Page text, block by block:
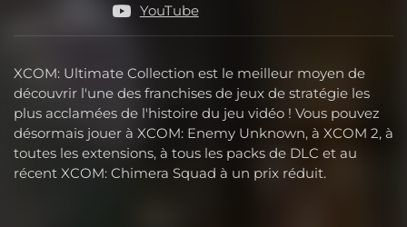
XCOM: Ultimate Collection est le meilleur moyen de
découvrir l'une des franchises de jeux de stratégie les
plus acclamées de l'histoire du jeu vidéo ! Vous pouvez
désormais jouer à XCOM: Enemy Unknown, à XCOM 2, à
toutes les extensions, à tous les packs de DLC et au
récent XCOM: Chimera Squad à un prix réduit.
YouTube